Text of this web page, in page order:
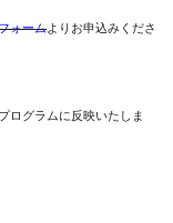
ォームよりお申込みくださ
ログラムに反映いたしま